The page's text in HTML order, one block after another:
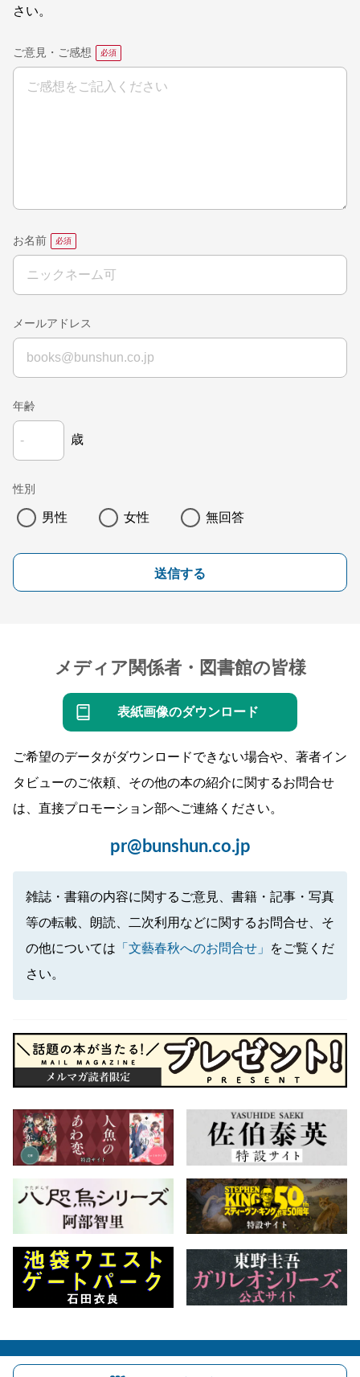
さい。
ご意見・ご感想
お名前
メールアドレス
年齢
歳
性別
男性 女性 無回答
送信する
メディア関係者・図書館の皆様
表紙画像のダウンロード
ご希望のデータがダウンロードできない場合や、著者イン
タビューのご依頼、その他の本の紹介に関するお問合せ
は、直接プロモーション部へご連絡ください。
pr@bunshun.co.jp
雑誌・書籍の内容に関するご意見、書籍・記事・写真
等の転載、朗読、二次利用などに関するお問合せ、そ
の他については 「文藝春秋へのお問合せ」
をご覧くだ
さい。
会社概要 自費出版のご案内 お問合せ